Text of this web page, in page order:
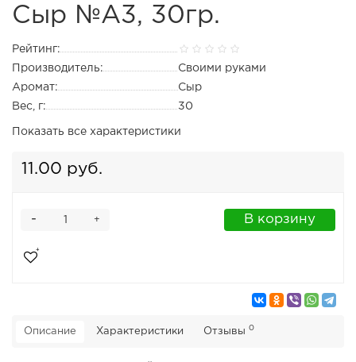
Сыр №А3, 30гр.
Рейтинг:
Производитель:
Своими руками
Аромат:
Сыр
Вес, г:
30
Показать все характеристики
11.00 руб.
+
- В корзину
Описание Характеристики Отзывы 0